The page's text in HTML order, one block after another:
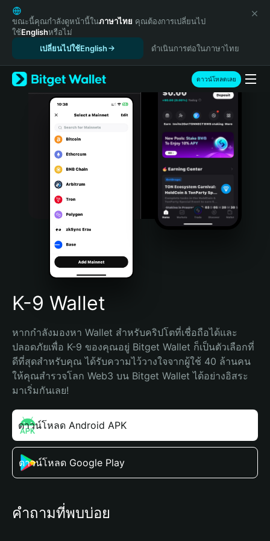
English
日本語
Tiếng Việt
Español (Latinoamérica)
Türkçe
Italiano
Português (Portugal)
Bahasa Indonesia
Português (Brasil)
Español (Argentina)
ขณะนี้คุณกำลังดูหน้านี้ในภาษาไทย คุณต้องการเปลี่ยนไป
ใช้Englishหรือไม่
เปลี่ยนไปใช้English
ดำเนินการต่อในภาษาไทย
ดาวน์โหลดเลย
K-9 Wallet
หากกำลังมองหา Wallet สำหรับคริปโตที่เชื่อถือได้และ
ปลอดภัยเพื่อ K-9 ของคุณอยู่ Bitget Wallet ก็เป็นตัวเลือกที่
ดีที่สุดสำหรับคุณ ได้รับความไว้วางใจจากผู้ใช้ 40 ล้านคน
ให้คุณสำรวจโลก Web3 บน Bitget Wallet ได้อย่างอิสระ
มาเริ่มกันเลย!
ดาวน์โหลด Android APK
ดาวน์โหลด Google Play
คำถามที่พบบ่อย